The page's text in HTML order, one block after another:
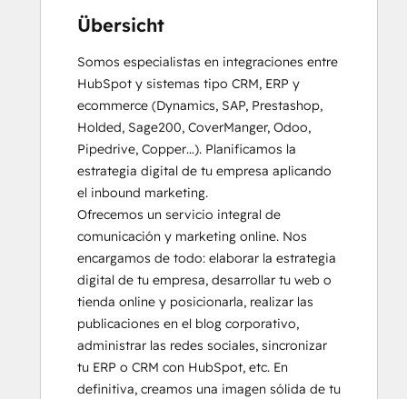
Inbound
Inbound Marketing Optimization
Integrating With HubSpot I: Foundations
Objectives-Based Onboarding
Platform Consulting
Revenue Operations
Salesforce Integration Certification
SEO
Service Hub Software
Social Media Marketing Certification
Course
Social Media Marketing Certification II
Übersicht
Somos especialistas en integraciones entre
HubSpot y sistemas tipo CRM, ERP y
ecommerce (Dynamics, SAP, Prestashop,
Holded, Sage200, CoverManger, Odoo,
Pipedrive, Copper…). Planificamos la
estrategia digital de tu empresa aplicando
el inbound marketing.
Ofrecemos un servicio integral de
comunicación y marketing online. Nos
encargamos de todo: elaborar la estrategia
digital de tu empresa, desarrollar tu web o
tienda online y posicionarla, realizar las
publicaciones en el blog corporativo,
administrar las redes sociales, sincronizar
tu ERP o CRM con HubSpot, etc. En
definitiva, creamos una imagen sólida de tu